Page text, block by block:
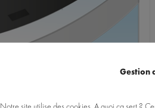
Gestion